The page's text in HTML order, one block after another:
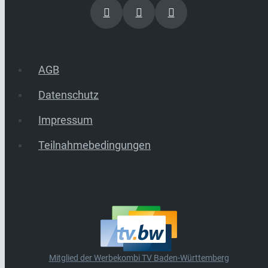
AGB
Datenschutz
Impressum
Teilnahmebedingungen
Mitglied der Werbekombi TV Baden-Württemberg